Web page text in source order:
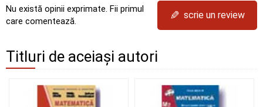
Nu există opinii exprimate. Fii primul
care comentează.
✎ scrie un review
Titluri de aceiași autori